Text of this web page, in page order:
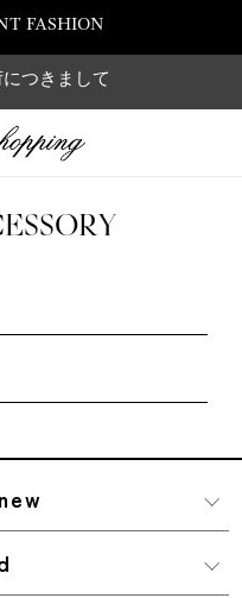
FASHION
つきまして